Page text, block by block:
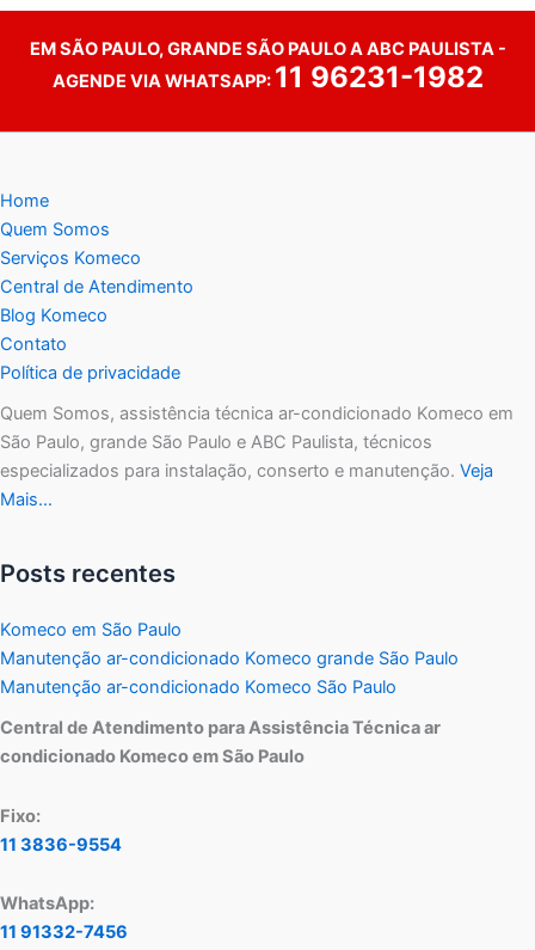
EM SÃO PAULO, GRANDE SÃO PAULO A ABC PAULISTA -
AGENDE VIA WHATSAPP: 11 96231-1982
Home
Quem Somos
Serviços Komeco
Central de Atendimento
Blog Komeco
Contato
Política de privacidade
Quem Somos, assistência técnica ar-condicionado Komeco em
São Paulo, grande São Paulo e ABC Paulista, técnicos
especializados para instalação, conserto e manutenção. Veja
Mais…
Posts recentes
Komeco em São Paulo
Manutenção ar-condicionado Komeco grande São Paulo
Manutenção ar-condicionado Komeco São Paulo
Central de Atendimento para Assistência Técnica ar
condicionado Komeco em São Paulo
Fixo:
11 3836-9554
WhatsApp:
11 91332-7456